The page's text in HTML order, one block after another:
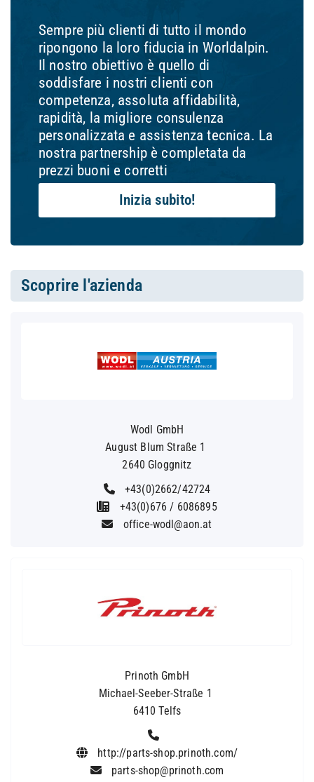
Sempre più clienti di tutto il mondo
ripongono la loro fiducia in Worldalpin.
Il nostro obiettivo è quello di
soddisfare i nostri clienti con
competenza, assoluta affidabilità,
rapidità, la migliore consulenza
personalizzata e assistenza tecnica. La
nostra partnership è completata da
prezzi buoni e corretti
Inizia subito!
Scoprire l'azienda
Wodl GmbH
August Blum Straße 1
2640 Gloggnitz
+43(0)2662/42724
+43(0)676 / 6086895
office-wodl@aon.at
Prinoth GmbH
Michael-Seeber-Straße 1
6410 Telfs
http://parts-shop.prinoth.com/
parts-shop@prinoth.com